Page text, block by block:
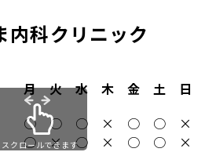
内科クリニック
月 火 水 木 金 土
日
○ ○ ○ × ○ ○
×
○ × ○ × ○ ○ ×
スクロールできます